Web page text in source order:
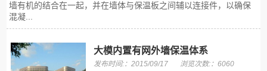
墙有机的结合在一起，并在墙体与保温板之间辅以连接件，以确保
混凝...
大模内置有网外墙保温体系
发布时间:：2015/09/17 浏览次数:：6060